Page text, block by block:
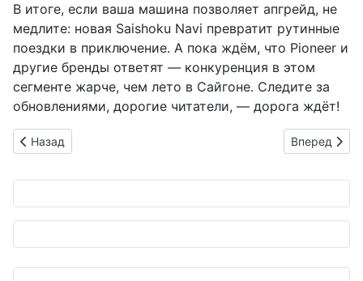
В итоге, если ваша машина позволяет апгрейд, не
медлите: новая Saishoku Navi превратит рутинные
поездки в приключение. А пока ждём, что Pioneer и
другие бренды ответят — конкуренция в этом
сегменте жарче, чем лето в Сайгоне. Следите за
обновлениями, дорогие читатели, — дорога ждёт!
Предыдущий: ZF и Horizon Robotics: Китайский автопилот
Назад Следующий:
Вперед